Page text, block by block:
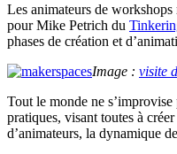
Les animateurs de
pour Mike Petrich du
phases de création et
Image : visite
Tout le monde ne
pratiques, visant toutes à
d’animateurs, la dynamique